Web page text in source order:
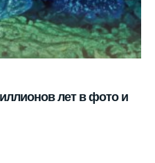
рыбалку в разные
к рыбалке
время для рыбной
клев рыбы включает в
лет в фото и